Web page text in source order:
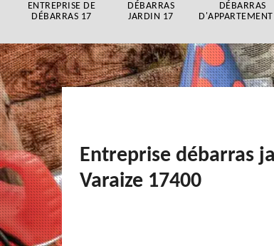
ENTREPRISE DE
DÉBARRAS 17
DÉBARRAS
JARDIN 17
DÉBARRAS
Entreprise débarras
Varaize 17400